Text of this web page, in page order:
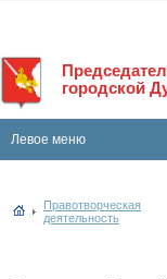
городской
Левое меню
Правотворческая
деятельность